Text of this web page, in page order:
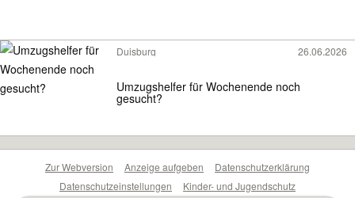
Duisburg 26.06.2026
Umzugshelfer für Wochenende noch
gesucht?
Zur Webversion Anzeige aufgeben
Datenschutzerklärung
Datenschutzeinstellungen
Kinder- und Jugendschutz